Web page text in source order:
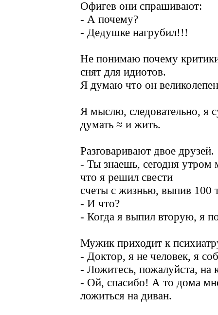
Офигев они спрашивают:
- А почему?
- Дедушке нагрубил!!!
Не понимаю почему
снят для идиотов.
Я думаю что он
Я мыслю, следовательно, я
думать ≈ и жить.
Разговаривают двое друзей.
- Ты знаешь, сегодня утром
что я решил свести
счеты с жизнью, выпив 100
- И что?
- Когда я выпил вторую, я
Мужик приходит к
- Доктор, я не человек, я
- Ложитесь, пожалуйста, на
- Ой, спасибо! А то дома
ложиться на диван.